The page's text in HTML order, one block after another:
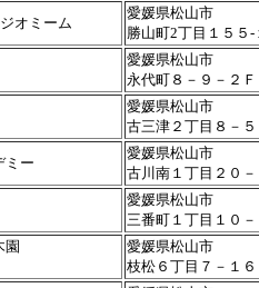
オミーム
愛媛県松山市
勝山町2丁目１５
愛媛県松山市
永代町８－９－２Ｆ
愛媛県松山市
古三津２丁目８－５
ミー
愛媛県松山市
古川南１丁目２０
愛媛県松山市
三番町１丁目１０
園
愛媛県松山市
枝松６丁目７－１６